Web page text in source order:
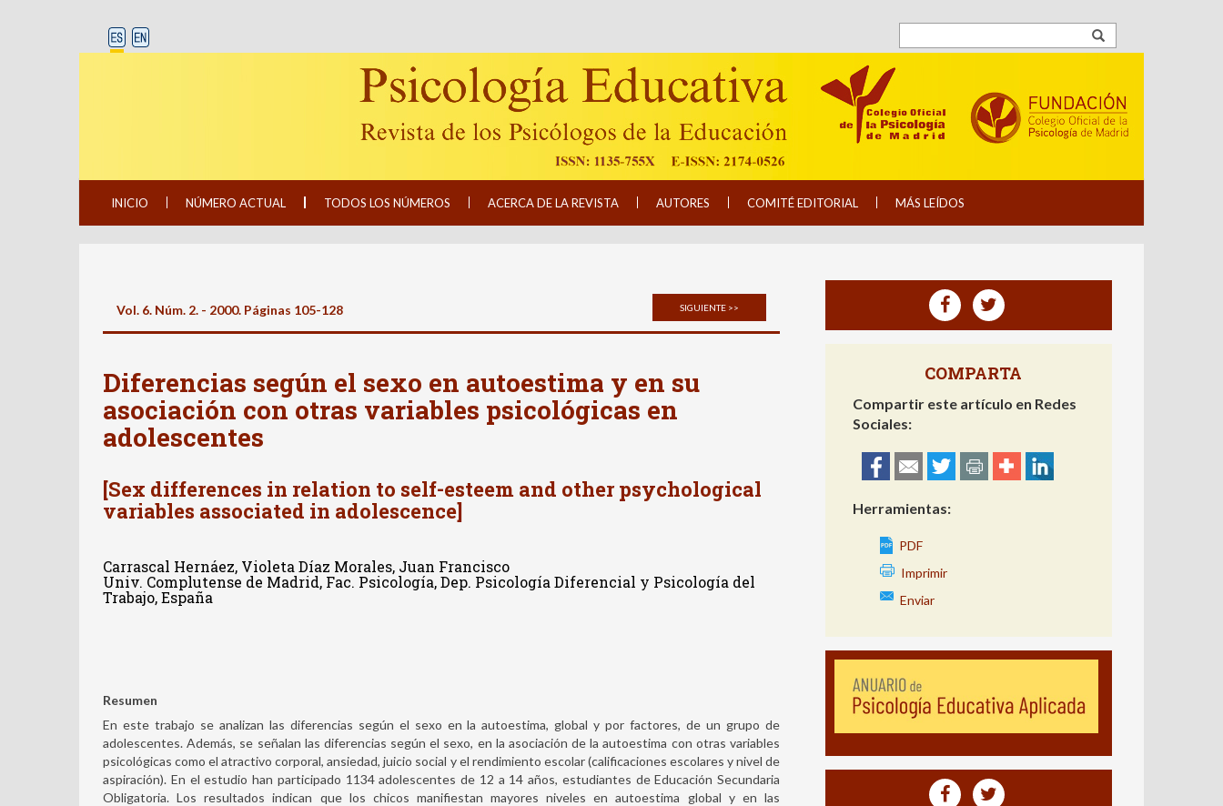
INICIO NÚMERO ACTUAL TODOS LOS NÚMEROS ACERCA DE LA REVISTA AUTORES COMITÉ EDITORIAL MÁS LEÍDOS
Vol. 6. Núm. 2. - 2000. Páginas 105-128 SIGUIENTE >>
Diferencias según el sexo en autoestima y en su
asociación con otras variables psicológicas en
adolescentes
[Sex differences in relation to self-esteem and other psychological
variables associated in adolescence]
Carrascal Hernáez, Violeta Díaz Morales, Juan Francisco
Univ. Complutense de Madrid, Fac. Psicología, Dep. Psicología Diferencial y Psicología del
Trabajo, España
Resumen
En este trabajo se analizan las diferencias según el sexo en la autoestima, global y por factores, de un grupo de
adolescentes. Además, se señalan las diferencias según el sexo, en la asociación de la autoestima con otras variables
psicológicas como el atractivo corporal, ansiedad, juicio social y el rendimiento escolar (calificaciones escolares y nivel de
aspiración). En el estudio han participado 1134 adolescentes de 12 a 14 años, estudiantes de Educación Secundaria
Obligatoria. Los resultados indican que los chicos manifiestan mayores niveles en autoestima global y en las
COMPARTA
Compartir este artículo en Redes
Sociales:
Herramientas:
PDF
Imprimir
Enviar